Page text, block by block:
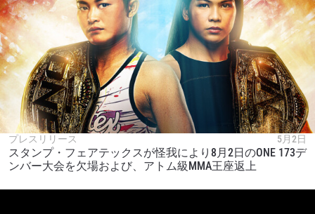
プレスリリース 5月2日
スタンプ・フェアテックスが怪我により8月2日のONE 173デ
ンバー大会を欠場および、アトム級MMA王座返上